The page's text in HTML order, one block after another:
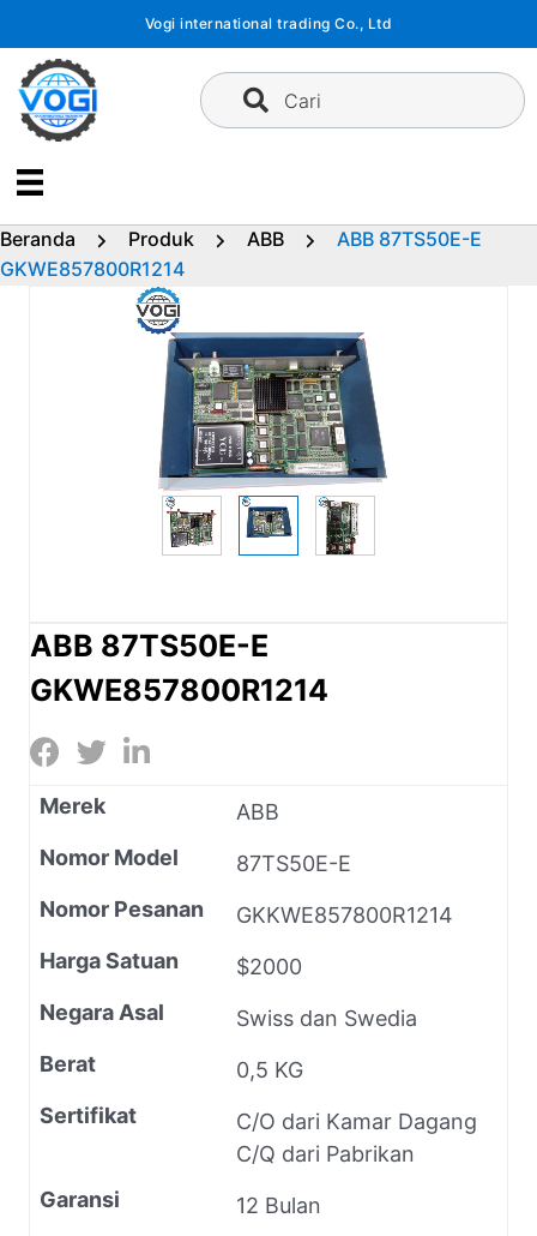
konten
Vogi international trading Co., Ltd
Cari
Beranda Produk ABB
ABB 87TS50E-E
GKWE857800R1214
ABB 87TS50E-E
GKWE857800R1214
Merek
ABB
Nomor Model
87TS50E-E
Nomor Pesanan
GKKWE857800R1214
Harga Satuan
$2000
Negara Asal
Swiss dan Swedia
Berat
0,5 KG
Sertifikat
C/O dari Kamar Dagang
C/Q dari Pabrikan
Garansi
12 Bulan